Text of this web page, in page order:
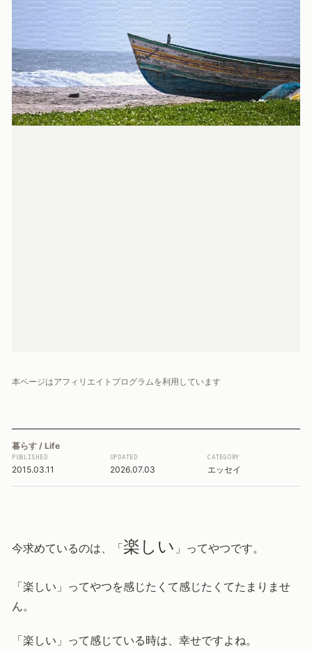
本ページはアフィリエイトプログラムを利用しています
暮らす / Life
PUBLISHED
2015.03.11
UPDATED
2026.07.03
CATEGORY
エッセイ
今求めているのは、「楽しい 」ってやつです。
「楽しい」ってやつを感じたくて感じたくてたまりませ
ん。
「楽しい」って感じている時は、幸せですよね。